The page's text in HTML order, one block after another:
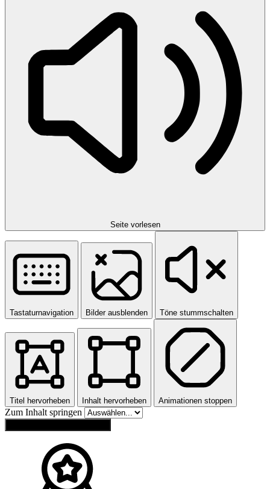
Seite vorlesen
Tastaturnavigation Bilder ausblenden Töne stummschalten
Titel hervorheben Inhalt hervorheben Animationen stoppen
Zum Inhalt springen